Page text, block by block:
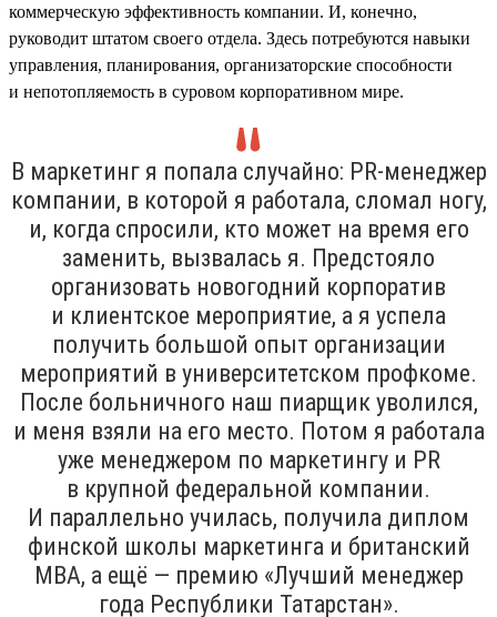
коммерческую эффективность компании. И, конечно,
руководит штатом своего отдела. Здесь потребуются навыки
управления, планирования, организаторские способности
и непотопляемость в суровом корпоративном мире.
В маркетинг я попала случайно: PR-менеджер
компании, в которой я работала, сломал ногу,
и, когда спросили, кто может на время его
заменить, вызвалась я. Предстояло
организовать новогодний корпоратив
и клиентское мероприятие, а я успела
получить большой опыт организации
мероприятий в университетском профкоме.
После больничного наш пиарщик уволился,
и меня взяли на его место. Потом я работала
уже менеджером по маркетингу и PR
в крупной федеральной компании.
И параллельно училась, получила диплом
финской школы маркетинга и британский
MBA, а ещё — премию «Лучший менеджер
года Республики Татарстан».